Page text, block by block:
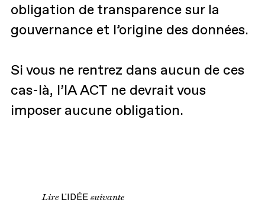
obligation de transparence sur la
gouvernance et l’origine des données.
Si vous ne rentrez dans aucun de ces
cas-là, l’IA ACT ne devrait vous
imposer aucune obligation.
Lire L'IDÉEsuivante